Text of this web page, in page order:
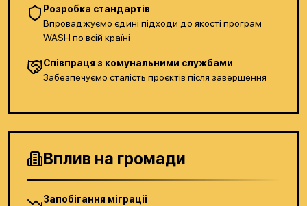
Розробка стандартів
Впроваджуємо єдині підходи до якості програм
WASH по всій країні
Співпраця з комунальними службами
Забезпечуємо сталість проєктів після завершення
Вплив на громади
Запобігання міграції